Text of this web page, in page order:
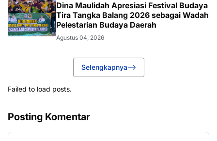
Dina Maulidah Apresiasi Festival Budaya
Tira Tangka Balang 2026 sebagai Wadah
Pelestarian Budaya Daerah
Agustus 04, 2026
Selengkapnya
Failed to load posts.
Posting Komentar